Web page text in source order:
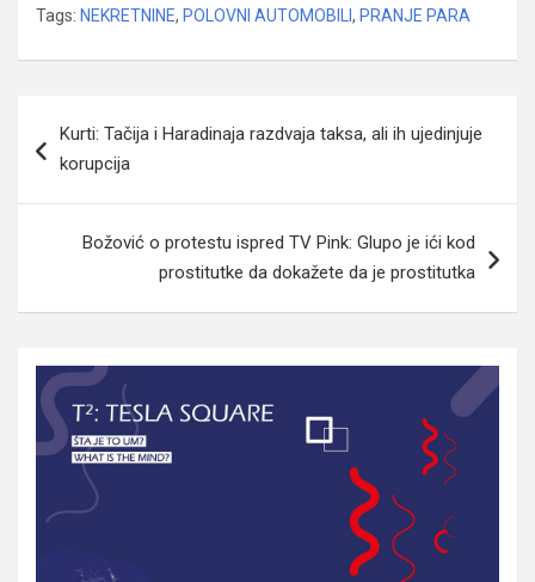
Tags: NEKRETNINE, POLOVNI AUTOMOBILI, PRANJE PARA
članaka
Kurti: Tačija i Haradinaja razdvaja taksa, ali ih ujedinjuje
korupcija
Božović o protestu ispred TV Pink: Glupo je ići kod
prostitutke da dokažete da je prostitutka